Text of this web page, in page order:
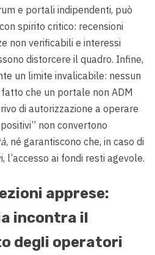
e portali indipendenti, può
spirito critico: recensioni
non verificabili e interessi
distorcere il quadro. Infine,
un limite invalicabile: nessun
che un portale non ADM
di autorizzazione a operare
non convertono
, né garantiscono che, in caso di
l’accesso ai fondi resti agevole.
apprese:
incontra il
degli operatori